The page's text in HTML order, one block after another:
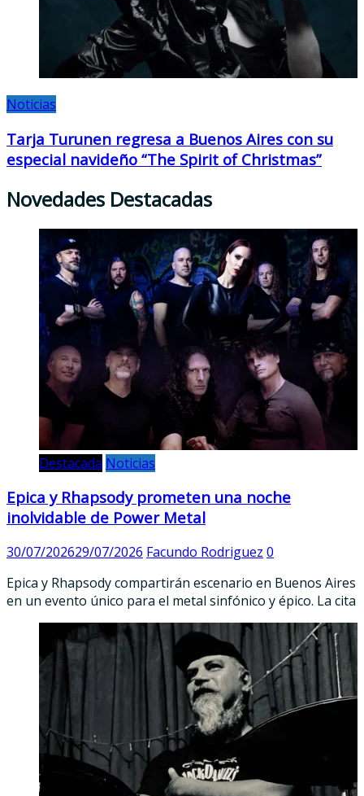
Noticias
Tarja Turunen regresa a Buenos Aires con su
especial navideño “The Spirit of Christmas”
Novedades Destacadas
Destacada Noticias
Epica y Rhapsody prometen una noche
inolvidable de Power Metal
30/07/202629/07/2026 Facundo Rodriguez 0
Epica y Rhapsody compartirán escenario en Buenos Aires
en un evento único para el metal sinfónico y épico. La cita